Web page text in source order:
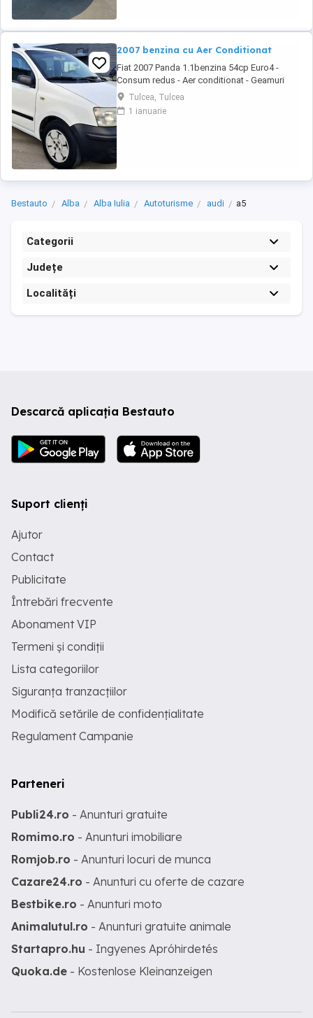
2007 benzina cu Aer Conditionat
Fiat 2007 Panda 1.1benzina 54cp Euro4 -
Consum redus - Aer conditionat - Geamuri
electrice - Oglinzile reglabile - Sistem ftanare
ABS - Airbaguri frontale - Radio CD cu MP3 -
Anvelope de iarna M+S - Portbagaj foarte
Tulcea, Tulcea
1 ianuarie
Bestauto Alba Alba Iulia Autoturisme audi a5
Categorii
Județe
Localități
Descarcă aplicația Bestauto
Suport clienți
Ajutor
Contact
Publicitate
Întrebări frecvente
Abonament VIP
Termeni și condiții
Lista categoriilor
Siguranța tranzacțiilor
Modifică setările de confidențialitate
Regulament Campanie
Parteneri
Publi24.ro - Anunturi gratuite
Romimo.ro - Anunturi imobiliare
Romjob.ro - Anunturi locuri de munca
Cazare24.ro - Anunturi cu oferte de cazare
Bestbike.ro - Anunturi moto
Animalutul.ro - Anunturi gratuite animale
Startapro.hu - Ingyenes Apróhirdetés
Quoka.de - Kostenlose Kleinanzeigen